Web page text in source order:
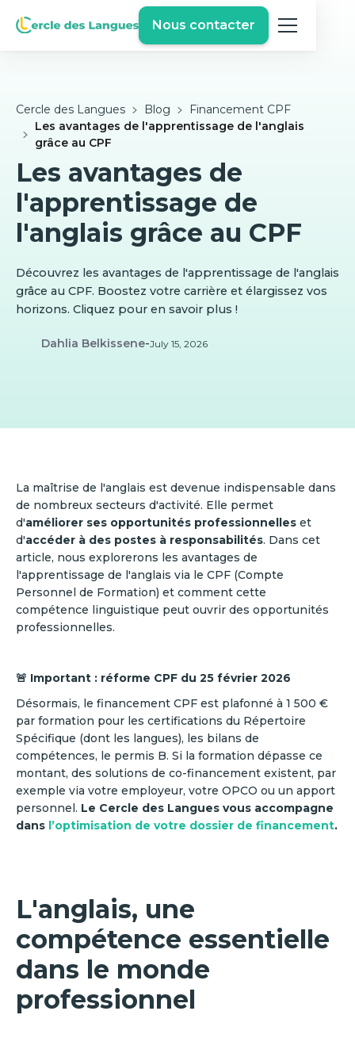
Nous contacter
Cercle des Langues Blog
Financement CPF
Les avantages de l'apprentissage de l'anglais
grâce au CPF
Les avantages de
l'apprentissage de
l'anglais grâce au CPF
Découvrez les avantages de l'apprentissage de l'anglais
grâce au CPF. Boostez votre carrière et élargissez vos
horizons. Cliquez pour en savoir plus !
Dahlia Belkissene-July 15, 2026
La maîtrise de l'anglais est devenue indispensable dans
de nombreux secteurs d'activité. Elle permet
d'améliorer ses opportunités professionnelles et
d'accéder à des postes à responsabilités. Dans cet
article, nous explorerons les avantages de
l'apprentissage de l'anglais via le CPF (Compte
Personnel de Formation) et comment cette
compétence linguistique peut ouvrir des opportunités
professionnelles.
🚨 Important : réforme CPF du 25 février 2026
Désormais, le financement CPF est plafonné à 1 500 €
par formation pour les certifications du Répertoire
Spécifique (dont les langues), les bilans de
compétences, le permis B. Si la formation dépasse ce
montant, des solutions de co-financement existent, par
exemple via votre employeur, votre OPCO ou un apport
personnel. Le Cercle des Langues vous accompagne
dans l’optimisation de votre dossier de financement.
L'anglais, une
compétence essentielle
dans le monde
professionnel